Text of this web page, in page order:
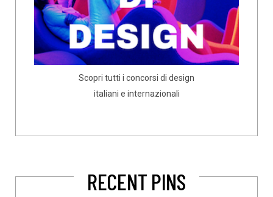
Scopri tutti i concorsi di design
italiani e internazionali
RECENT PINS